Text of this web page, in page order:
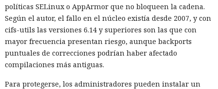
políticas SELinux o AppArmor que no bloqueen la cadena.
Según el autor, el fallo en el núcleo existía desde 2007, y con
cifs-utils las versiones 6.14 y superiores son las que con
mayor frecuencia presentan riesgo, aunque backports
puntuales de correcciones podrían haber afectado
compilaciones más antiguas.
Para protegerse, los administradores pueden instalar un